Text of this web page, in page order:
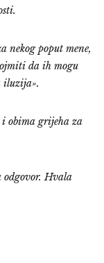
nekog poput mene,
da ih mogu
iluzija».
i obima grijeha za
odgovor. Hvala